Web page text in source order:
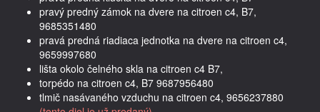
pravý predný zámok na dvere na citroen c4, B7,
9685351480
pravá predná riadiaca jednotka na dvere na citroen c4,
9659997680
lišta okolo čelného skla na citroen c4 B7,
torpédo na citroen c4, B7 9687956480
tlmič nasávaného vzduchu na citroen c4, 9656237880